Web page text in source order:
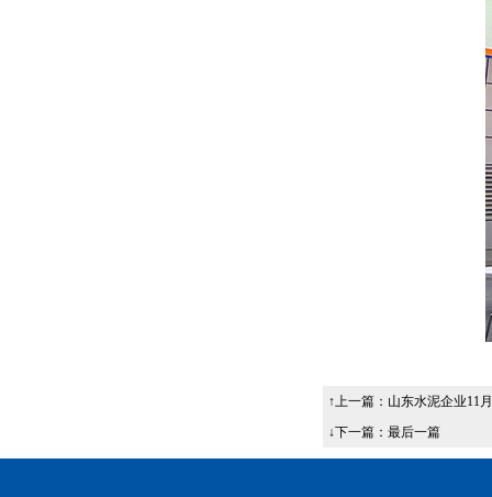
↑上一篇： 山东水泥企业11
↓下一篇：最后一篇